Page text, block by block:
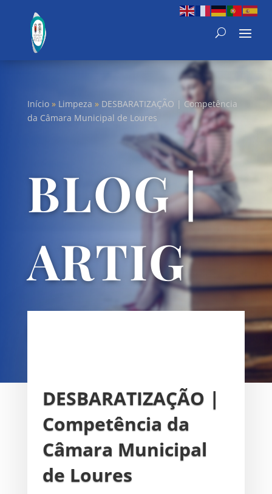
Início» Limpeza » DESBARATIZAÇÃO | Competência
da Câmara Municipal de Loures
BLOG |
ARTIG
OS
DESBARATIZAÇÃO |
Competência da
Câmara Municipal
de Loures